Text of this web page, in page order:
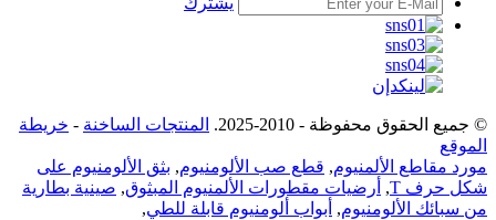
© جميع الحقوق محفوظة - 2010-2025. المنتجات الساخنة - خريطة
الموقع
مورد مقاطع الألمنيوم, قطع صب الألومنيوم, بثق الألومنيوم على
شكل حرف T
, أرضيات مقطورات الألمنيوم المبثوق, صينية بطارية
من سبائك الألومنيوم, أبواب ألومنيوم قابلة للطي,